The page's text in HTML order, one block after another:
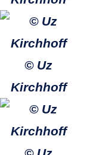
© Uz
Kirchhoff